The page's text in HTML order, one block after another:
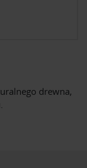
drewna,